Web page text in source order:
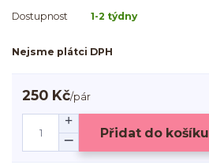
Dostupnost 1-2 týdny
Nejsme plátci DPH
250 Kč/pár
Přidat do košíku